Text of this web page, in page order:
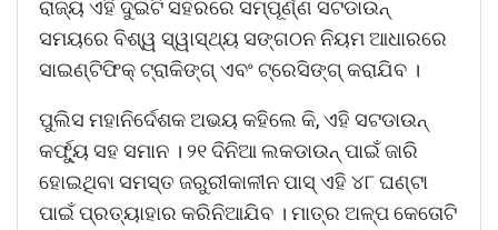
ରାଜ୍ୟ ଏହି ଦୁଇଟି ସହରରେ ସମ୍ପୂର୍ଣ୍ଣ ସଟଡାଉନ୍
ସମୟରେ ବିଶ୍ୱ ସ୍ୱାସ୍ଥ୍ୟ ସଙ୍ଗଠନ ନିୟମ ଆଧାରରେ
ସାଇଣ୍ଟିଫିକ୍ ଟ୍ରାକିଙ୍ଗ୍ ଏବଂ ଟ୍ରେସିଙ୍ଗ୍ କରାଯିବ ।
ପୁଲିସ ମହାନିର୍ଦେଶକ ଅଭୟ କହିଲେ କି, ଏହି ସଟଡାଉନ୍
କର୍ଫ୍ୟୁ ସହ ସମାନ । ୨୧ ଦିନିଆ ଲକଡାଉନ୍ ପାଇଁ ଜାରି
ହୋଇଥିବା ସମସ୍ତ ଜରୁରୀକାଳୀନ ପାସ୍ ଏହି ୪୮ ଘଣ୍ଟା
ପାଇଁ ପ୍ରତ୍ୟାହାର କରିନିଆଯିବ । ମାତ୍ର ଅଳ୍ପ କେତୋଟି